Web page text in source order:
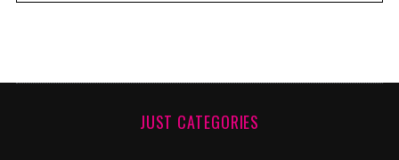
JUST CATEGORIES